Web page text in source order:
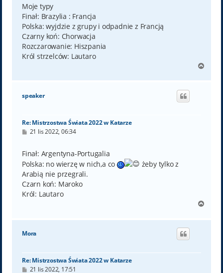
t
Moje typy
Finał: Brazylia : Francja
Polska: wyjdzie z grupy i odpadnie z Francją
Czarny koń: Chorwacja
Rozczarowanie: Hiszpania
Król strzelców: Lautaro
g
speaker
Re: Mistrzostwa Świata 2022 w Katarze
P
t
21 lis 2022, 06:34
Finał: Argentyna-Portugalia
Polska: no wierzę w nich,a co
żeby tylko z
Arabią nie przegrali.
Czarn koń: Maroko
Król: Lautaro
g
Mora
Re: Mistrzostwa Świata 2022 w Katarze
P21 lis 2022, 17:51